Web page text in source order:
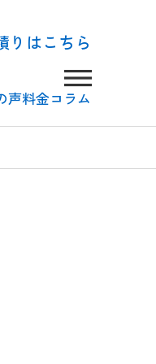
りはこちら
声料金コラム